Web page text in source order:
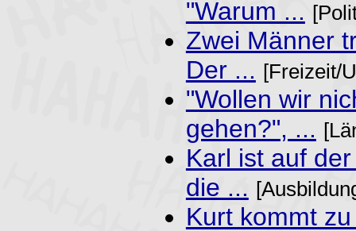
"Warum ...
Zwei Männer
Der ... [Freizeit/
"Wollen wir
gehen?", ...
Karl ist auf
die ...
Kurt kommt